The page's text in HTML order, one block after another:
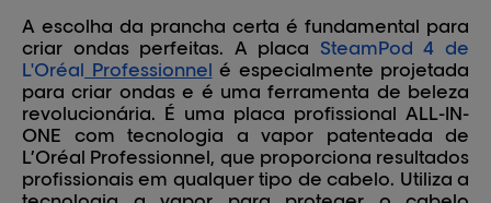
A escolha da prancha certa é fundamental para
criar ondas perfeitas. A placa SteamPod 4 de
L'Oréal Professionnel é especialmente projetada
para criar ondas e é uma ferramenta de beleza
revolucionária. É uma placa profissional ALL-IN-
ONE com tecnologia a vapor patenteada de
L’Oréal Professionnel, que proporciona resultados
profissionais em qualquer tipo de cabelo. Utiliza a